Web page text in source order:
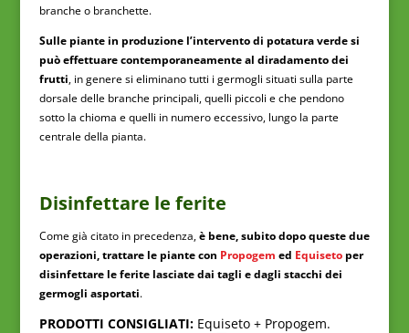
branche o branchette.
Sulle piante in produzione l’intervento di potatura verde si
può effettuare contemporaneamente al diradamento dei
frutti, in genere si eliminano tutti i germogli situati sulla parte
dorsale delle branche principali, quelli piccoli e che pendono
sotto la chioma e quelli in numero eccessivo, lungo la parte
centrale della pianta.
Disinfettare le ferite
Come già citato in precedenza,è bene, subito dopo queste due
operazioni, trattare le piante con Propogem ed Equisetoper
disinfettare le ferite lasciate dai tagli e dagli stacchi dei
germogli asportati.
PRODOTTI CONSIGLIATI: Equiseto + Propogem.